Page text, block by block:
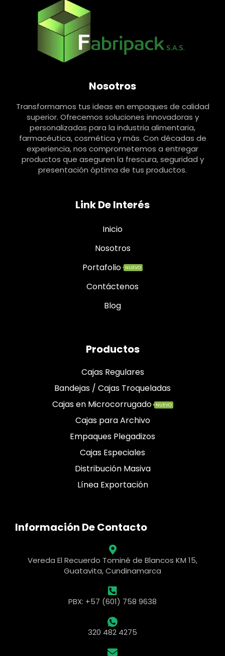
Nosotros
Transformamos tus ideas en empaques de calidad
superior. Ofrecemos soluciones innovadoras y
personalizadas para la industria alimentaria,
farmacéutica, cosmética y más. Con décadas de
experiencia, nos comprometemos a entregar
productos que aseguren la frescura, seguridad y
presentación óptima de tus productos.
Link De Interés
Inicio
Nosotros
Portafolio
NUEVO
Contáctenos
Blog
Productos
Cajas Regulares
Bandejas / Cajas Troqueladas
Cajas en Microcorrugado
NUEVO
Cajas para Archivo
Empaques Plegadizos
Cajas Especiales
Distribución Masiva
Línea Exportación
Información De Contacto
Vereda El Recuerdo Tominé de Blancos KM 15,
Guatavita, Cundinamarca
PBX: +57 (601) 758 9638
320 482 4275